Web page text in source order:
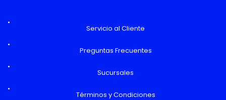
Servicio al Cliente
Preguntas Frecuentes
Sucursales
Términos y Condiciones